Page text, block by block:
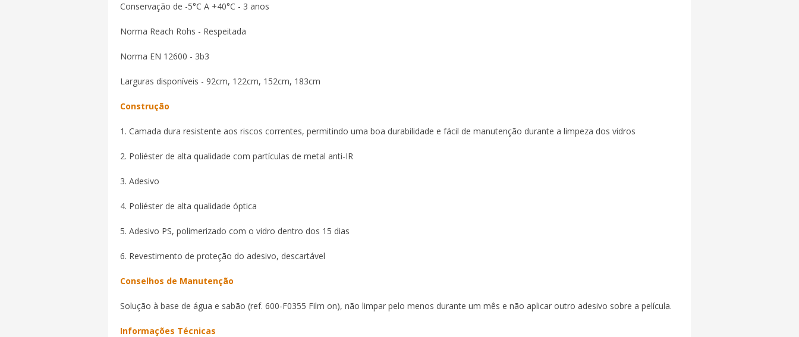
Conservação de -5°C A +40°C - 3 anos
Norma Reach Rohs - Respeitada
Norma EN 12600 - 3b3
Larguras disponíveis - 92cm, 122cm, 152cm, 183cm
Construção
1. Camada dura resistente aos riscos correntes, permitindo uma boa durabilidade e fácil de manutenção durante a limpeza dos vidros
2. Poliéster de alta qualidade com partículas de metal anti-IR
3. Adesivo
4. Poliéster de alta qualidade óptica
5. Adesivo PS, polimerizado com o vidro dentro dos 15 dias
6. Revestimento de proteção do adesivo, descartável
Conselhos de Manutenção
Solução à base de água e sabão (ref. 600-F0355 Film on), não limpar pelo menos durante um mês e não aplicar outro adesivo sobre a película.
Informações Técnicas